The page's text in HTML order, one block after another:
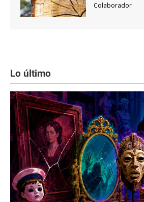
Colaborador
Lo último